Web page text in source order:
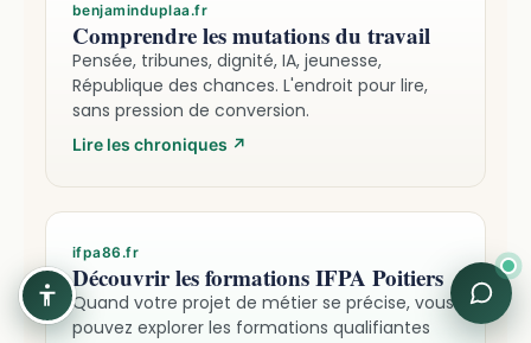
benjaminduplaa.fr
Comprendre les mutations du travail
Pensée, tribunes, dignité, IA, jeunesse,
République des chances. L'endroit pour lire,
sans pression de conversion.
Lire les chroniques ↗
ifpa86.fr
Découvrir les formations IFPA Poitiers
Quand votre projet de métier se précise, vous
pouvez explorer les formations qualifiantes